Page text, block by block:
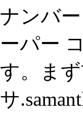
ナンバ
ーパー
す。ま
サ